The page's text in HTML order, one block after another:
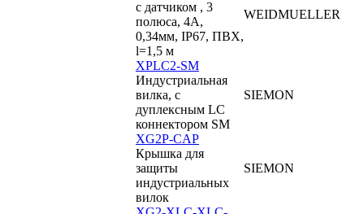
с датчиком , 3
полюса, 4А,
0,34мм, IP67, ПВХ,
l=1,5 м
WEIDMUELLER
XPLC2-SM
Индустриальная
вилка, с
дуплексным LC
коннектором SM
SIEMON
XG2P-CAP
Крышка для
защиты
индустриальных
вилок
SIEMON